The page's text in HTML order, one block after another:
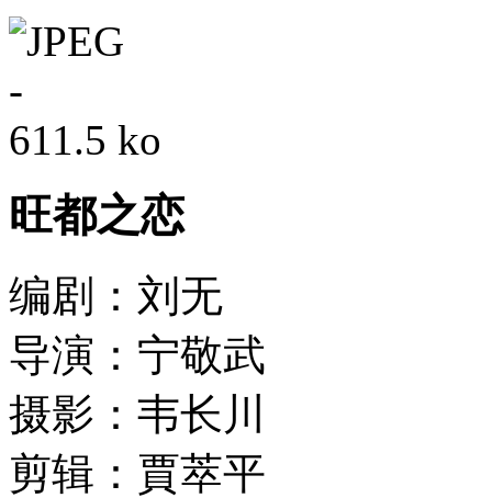
旺都之恋
编剧：刘无
导演：宁敬武
摄影：韦长川
剪辑：賈萃平